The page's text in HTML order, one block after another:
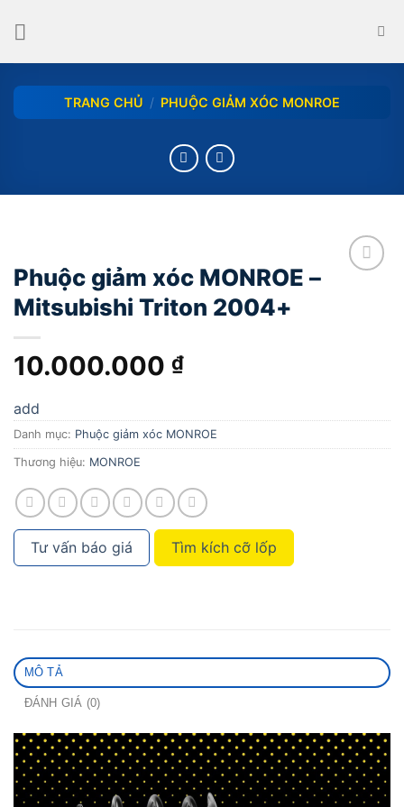
TRANG CHỦ / PHUỘC GIẢM XÓC MONROE
Phuộc giảm xóc MONROE –
Mitsubishi Triton 2004+
10.000.000 ₫
add
Danh mục: Phuộc giảm xóc MONROE
Thương hiệu: MONROE
Tư vấn báo giá Tìm kích cỡ lốp
MÔ TẢ
ĐÁNH GIÁ (0)